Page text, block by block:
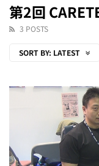
第2回
3 POSTS
SORT BY: LATEST